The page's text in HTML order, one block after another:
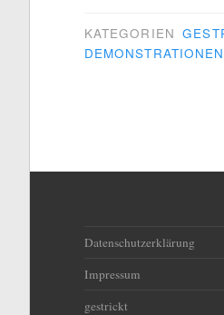
KATEGORIEN
DEMONSTRATIONEN
Datenschutzerklärung
Impressum
gestrickt